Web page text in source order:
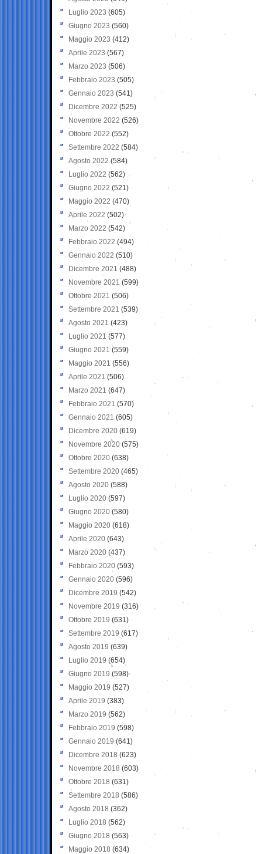
Luglio 2023 (605)
Giugno 2023 (560)
Maggio 2023 (412)
Aprile 2023 (567)
Marzo 2023 (506)
Febbraio 2023 (505)
Gennaio 2023 (541)
Dicembre 2022 (525)
Novembre 2022 (526)
Ottobre 2022 (552)
Settembre 2022 (584)
Agosto 2022 (584)
Luglio 2022 (562)
Giugno 2022 (521)
Maggio 2022 (470)
Aprile 2022 (502)
Marzo 2022 (542)
Febbraio 2022 (494)
Gennaio 2022 (510)
Dicembre 2021 (488)
Novembre 2021 (599)
Ottobre 2021 (506)
Settembre 2021 (539)
Agosto 2021 (423)
Luglio 2021 (577)
Giugno 2021(559)
Maggio 2021 (556)
Aprile 2021 (506)
Marzo 2021 (647)
Febbraio 2021 (570)
Gennaio 2021 (605)
Dicembre 2020 (619)
Novembre 2020 (575)
Ottobre 2020 (638)
Settembre 2020(465)
Agosto 2020 (588)
Luglio 2020 (597)
Giugno 2020 (580)
Maggio 2020 (618)
Aprile 2020 (643)
Marzo 2020 (437)
Febbraio 2020 (593)
Gennaio 2020 (596)
Dicembre 2019 (542)
Novembre 2019 (316)
Ottobre 2019 (631)
Settembre 2019 (617)
Agosto 2019 (639)
Luglio 2019 (654)
Giugno 2019 (598)
Maggio 2019 (527)
Aprile 2019 (383)
Marzo 2019 (562)
Febbraio 2019 (598)
Gennaio 2019 (641)
Dicembre 2018 (623)
Novembre 2018 (603)
Ottobre 2018 (631)
Settembre 2018 (586)
Agosto 2018 (362)
Luglio 2018 (562)
Giugno 2018 (563)
Maggio 2018 (634)